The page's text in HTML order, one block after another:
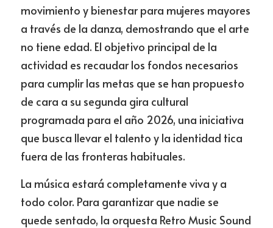
movimiento y bienestar para mujeres mayores
a través de la danza, demostrando que el arte
no tiene edad. El objetivo principal de la
actividad es recaudar los fondos necesarios
para cumplir las metas que se han propuesto
de cara a su segunda gira cultural
programada para el año 2026, una iniciativa
que busca llevar el talento y la identidad tica
fuera de las fronteras habituales.
La música estará completamente viva y a
todo color. Para garantizar que nadie se
quede sentado, la orquesta Retro Music Sound